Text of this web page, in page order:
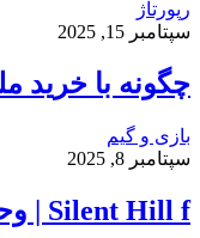
رپورتاژ
سپتامبر 15, 2025
چگونه با خرید
بازی و گیم
سپتامبر 8, 2025
Silent Hill f | وحشتی که آرام‌آرام وارد ذهن شما می‌شود…